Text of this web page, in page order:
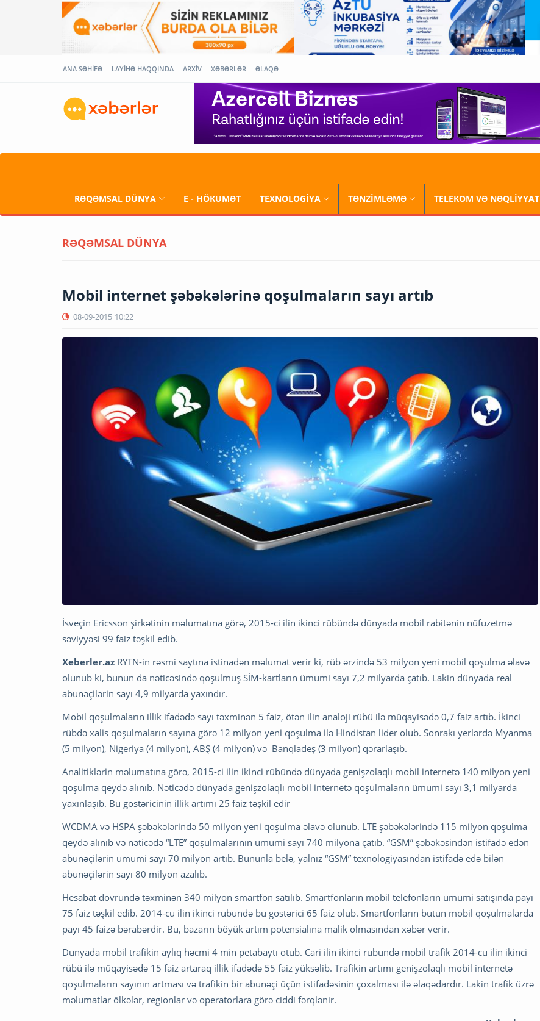
ANA SƏHİFƏ LAYİHƏ HAQQINDA ARXİV XƏBƏRLƏR ƏLAQƏ
RƏQƏMSAL DÜNYA E - HÖKUMƏT TEXNOLOGİYA TƏNZİMLƏMƏ TELEKOM VƏ NƏQLİYYAT
RƏQƏMSAL DÜNYA
Mobil internet şəbəkələrinə qoşulmaların sayı artıb
08-09-2015 10:22
İsveçin Ericsson şirkətinin məlumatına görə, 2015-ci ilin ikinci rübündə dünyada mobil rabitənin nüfuzetmə
səviyyəsi 99 faiz təşkil edib.
Xeberler.az RYTN-in rəsmi saytına istinadən məlumat verir ki, rüb ərzində 53 milyon yeni mobil qoşulma əlavə
olunub ki, bunun da nəticəsində qoşulmuş SİM-kartların ümumi sayı 7,2 milyarda çatıb. Lakin dünyada real
abunəçilərin sayı 4,9 milyarda yaxındır.
Mobil qoşulmaların illik ifadədə sayı təxminən 5 faiz, ötən ilin analoji rübü ilə müqayisədə 0,7 faiz artıb. İkinci
rübdə xalis qoşulmaların sayına görə 12 milyon yeni qoşulma ilə Hindistan lider olub. Sonrakı yerlərdə Myanma
(5 milyon), Nigeriya (4 milyon), ABŞ (4 milyon) və Banqladeş (3 milyon) qərarlaşıb.
Analitiklərin məlumatına görə, 2015-ci ilin ikinci rübündə dünyada genişzolaqlı mobil internetə 140 milyon yeni
qoşulma qeydə alınıb. Nəticədə dünyada genişzolaqlı mobil internetə qoşulmaların ümumi sayı 3,1 milyarda
yaxınlaşıb. Bu göstəricinin illik artımı 25 faiz təşkil edir
WCDMA və HSPA şəbəkələrində 50 milyon yeni qoşulma əlavə olunub. LTE şəbəkələrində 115 milyon qoşulma
qeydə alınıb və nəticədə “LTE” qoşulmalarının ümumi sayı 740 milyona çatıb. “GSM” şəbəkəsindən istifadə edən
abunəçilərin ümumi sayı 70 milyon artıb. Bununla belə, yalnız “GSM” texnologiyasından istifadə edə bilən
abunəçilərin sayı 80 milyon azalıb.
Hesabat dövründə təxminən 340 milyon smartfon satılıb. Smartfonların mobil telefonların ümumi satışında payı
75 faiz təşkil edib. 2014-cü ilin ikinci rübündə bu göstərici 65 faiz olub. Smartfonların bütün mobil qoşulmalarda
payı 45 faizə bərabərdir. Bu, bazarın böyük artım potensialına malik olmasından xəbər verir.
Dünyada mobil trafikin aylıq həcmi 4 min petabaytı ötüb. Cari ilin ikinci rübündə mobil trafik 2014-cü ilin ikinci
rübü ilə müqayisədə 15 faiz artaraq illik ifadədə 55 faiz yüksəlib. Trafikin artımı genişzolaqlı mobil internetə
qoşulmaların sayının artması və trafikin bir abunəçi üçün istifadəsinin çoxalması ilə əlaqədardır. Lakin trafik üzrə
məlumatlar ölkələr, regionlar və operatorlara görə ciddi fərqlənir.